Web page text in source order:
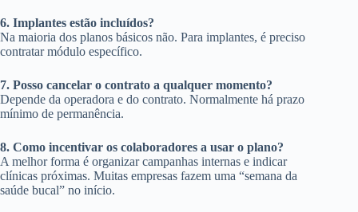
6. Implantes estão incluídos?
Na maioria dos planos básicos não. Para implantes, é preciso
contratar módulo específico.
7. Posso cancelar o contrato a qualquer momento?
Depende da operadora e do contrato. Normalmente há prazo
mínimo de permanência.
8. Como incentivar os colaboradores a usar o plano?
A melhor forma é organizar campanhas internas e indicar
clínicas próximas. Muitas empresas fazem uma “semana da
saúde bucal” no início.